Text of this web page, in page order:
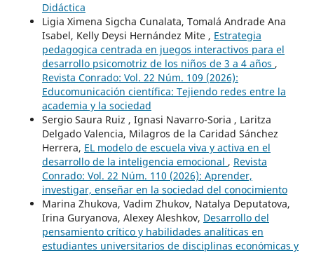
Didáctica
Ligia Ximena Sigcha Cunalata, Tomalá Andrade Ana
Isabel, Kelly Deysi Hernández Mite , Estrategia
pedagogica centrada en juegos interactivos para el
desarrollo psicomotriz de los niños de 3 a 4 años ,
Revista Conrado: Vol. 22 Núm. 109 (2026):
Educomunicación científica: Tejiendo redes entre la
academia y la sociedad
Sergio Saura Ruiz , Ignasi Navarro-Soria , Laritza
Delgado Valencia, Milagros de la Caridad Sánchez
Herrera, EL modelo de escuela viva y activa en el
desarrollo de la inteligencia emocional , Revista
Conrado: Vol. 22 Núm. 110 (2026): Aprender,
investigar, enseñar en la sociedad del conocimiento
Marina Zhukova, Vadim Zhukov, Natalya Deputatova,
Irina Guryanova, Alexey Aleshkov, Desarrollo del
pensamiento crítico y habilidades analíticas en
estudiantes universitarios de disciplinas económicas y